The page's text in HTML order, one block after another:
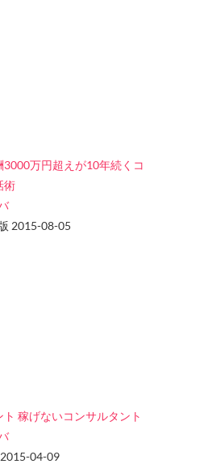
3000万円超えが10年続くコ
術
2015-08-05
稼げないコンサルタント
04-09